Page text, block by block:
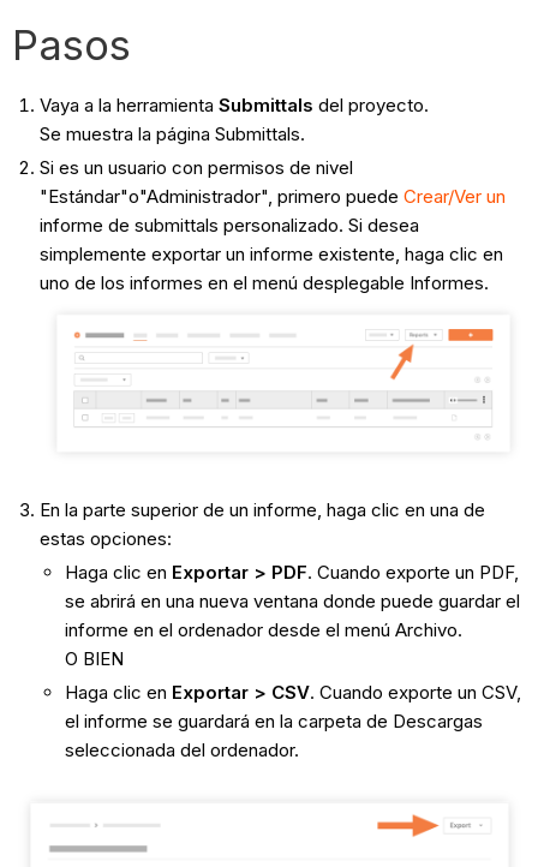
Pasos
Vaya a la herramienta Submittals del proyecto.
Se muestra la página Submittals.
Si es un usuario con permisos de nivel
"Estándar"o"Administrador", primero puede Crear/Ver un
informe de submittals personalizado. Si desea
simplemente exportar un informe existente, haga clic en
uno de los informes en el menú desplegable Informes.
En la parte superior de un informe, haga clic en una de
estas opciones:
Haga clic en Exportar > PDF. Cuando exporte un PDF,
se abrirá en una nueva ventana donde puede guardar el
informe en el ordenador desde el menú Archivo.
O BIEN
Haga clic en Exportar > CSV. Cuando exporte un CSV,
el informe se guardará en la carpeta de Descargas
seleccionada del ordenador.